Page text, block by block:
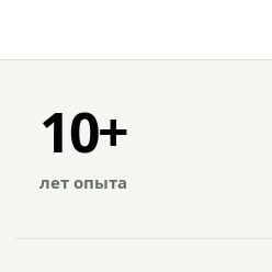
10+
лет опыта